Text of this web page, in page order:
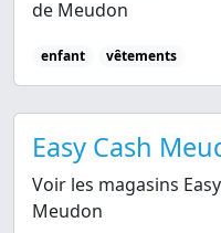
de Meudon
enfant vêtements
Easy Cash
Voir les magasins
Meudon